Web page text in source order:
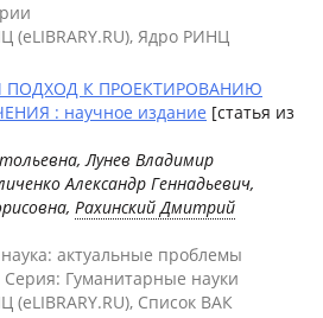
(eLIBRARY.RU), Ядро РИНЦ
ПОДХОД К ПРОЕКТИРОВАНИЮ
: научное издание [статья из
Лунев Владимир
Александр Геннадьевич,
Рахинский Дмитрий
актуальные проблемы
Гуманитарные науки
(eLIBRARY.RU), Список ВАК